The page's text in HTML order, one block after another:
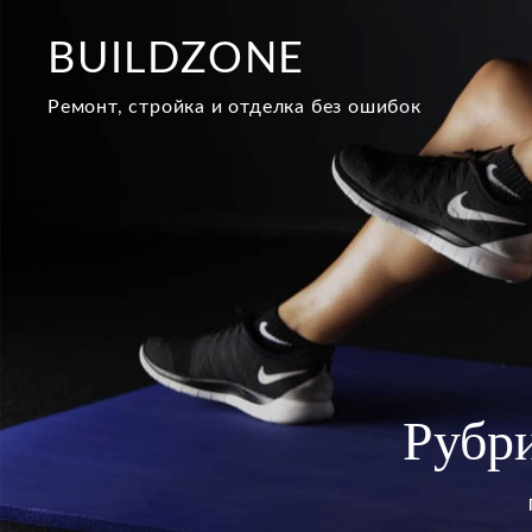
содержимому
BUILDZONE
Ремонт, стройка и отделка без ошибок